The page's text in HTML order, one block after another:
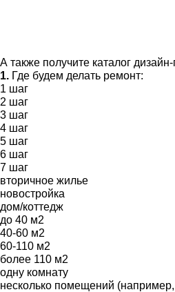
А также получите каталог
1. Где будем делать ремонт:
1 шаг
2 шаг
3 шаг
4 шаг
5 шаг
6 шаг
7 шаг
вторичное жилье
новостройка
дом/коттедж
до 40 м2
40-60 м2
60-110 м2
более 110 м2
одну комнату
несколько помещений (например,